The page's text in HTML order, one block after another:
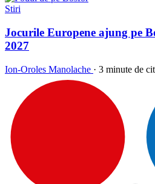
Stiri
Jocurile Europene ajung pe
2027
Ion-Oroles Manolache · 3 minute de